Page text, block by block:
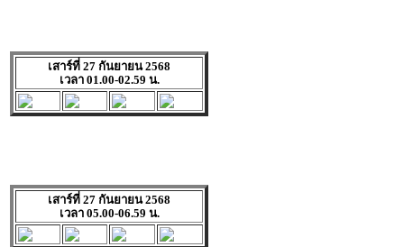
เสาร์ที่ 27 กันยายน 2568
เวลา 01.00-02.59 น.
เสาร์ที่ 27 กันยายน 2568
เวลา 05.00-06.59 น.